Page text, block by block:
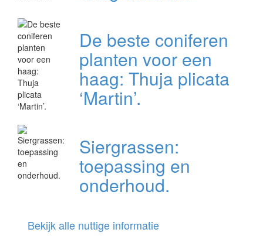
De beste coniferen
planten voor een
haag: Thuja plicata
‘Martin’.
Siergrassen:
toepassing en
onderhoud.
Bekijk alle nuttige informatie